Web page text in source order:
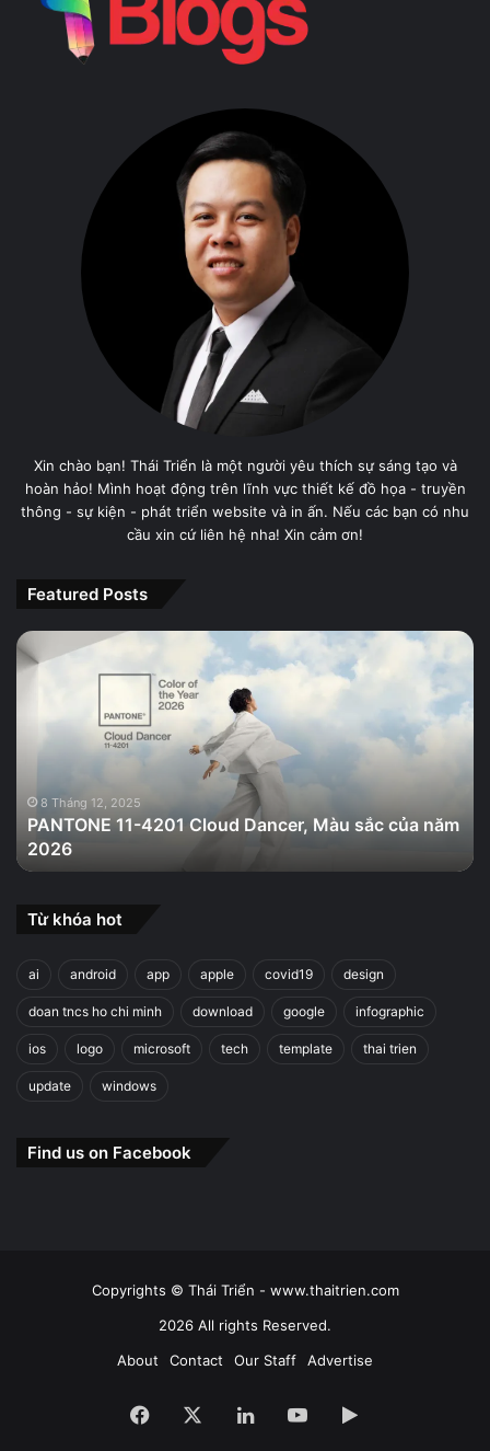
Xin chào bạn! Thái Triển là một người yêu thích sự sáng tạo và
hoàn hảo! Mình hoạt động trên lĩnh vực thiết kế đồ họa - truyền
thông - sự kiện - phát triển website và in ấn. Nếu các bạn có nhu
cầu xin cứ liên hệ nha! Xin cảm ơn!
Featured Posts
PANTONE
11-
Màu
của
năm
2026
8 Tháng 12, 2025
PANTONE 11-4201 Cloud Dancer, Màu sắc của năm
2026
Từ khóa hot
ai android app apple covid19 design
doan tncs ho chi minh download google infographic
ios logo microsoft tech template thai trien
update windows
Find us on Facebook
Copyrights © Thái Triển - www.thaitrien.com
2026 All rights Reserved.
About
Contact Our Staff Advertise
Facebook LinkedInYouTubeGoogle